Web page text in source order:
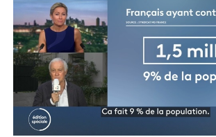
LITTÉRATURE
ÉCONOMIE
SPORT
MÉDIAS
instagram
form